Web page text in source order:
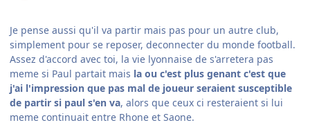
Je pense aussi qu'il va partir mais pas pour un autre club,
simplement pour se reposer, deconnecter du monde football.
Assez d'accord avec toi, la vie lyonnaise de s'arretera pas
meme si Paul partait mais la ou c'est plus genant c'est que
j'ai l'impression que pas mal de joueur seraient susceptible
de partir si paul s'en va, alors que ceux ci resteraient si lui
meme continuait entre Rhone et Saone.